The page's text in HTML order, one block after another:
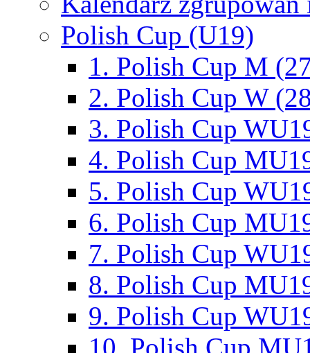
Polish Cup (U19)
1. Polish Cup M
2. Polish Cup W
3. Polish Cup
4. Polish Cup
5. Polish Cup
6. Polish Cup
7. Polish Cup
8. Polish Cup
9. Polish Cup
10. Polish Cup